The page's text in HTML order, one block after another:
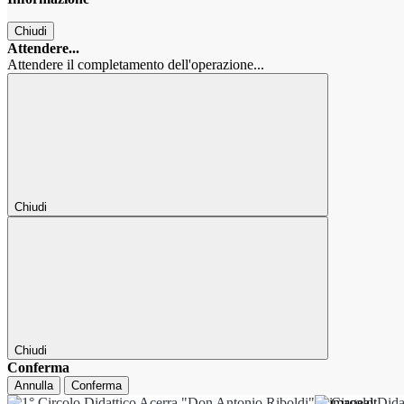
Chiudi
Attendere...
Attendere il completamento dell'operazione...
Chiudi
Chiudi
Conferma
Annulla Conferma